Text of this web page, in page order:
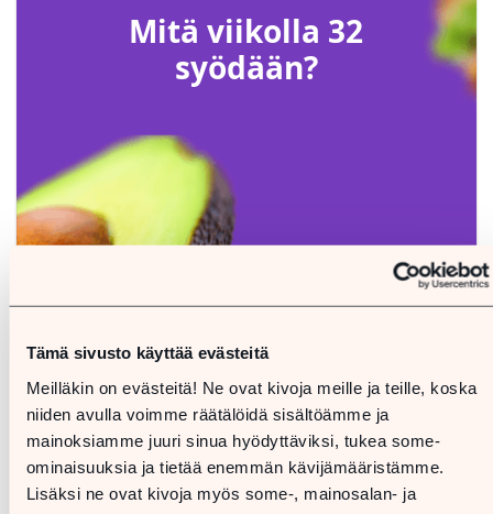
Tämä sivusto käyttää evästeitä
Meilläkin on evästeitä! Ne ovat kivoja meille ja teille, koska
niiden avulla voimme räätälöidä sisältöämme ja
mainoksiamme juuri sinua hyödyttäviksi, tukea some-
ominaisuuksia ja tietää enemmän kävijämääristämme.
Lisäksi ne ovat kivoja myös some-, mainosalan- ja
Mitä viikolla 32
syödään?
Lue lisää
Katso lisää